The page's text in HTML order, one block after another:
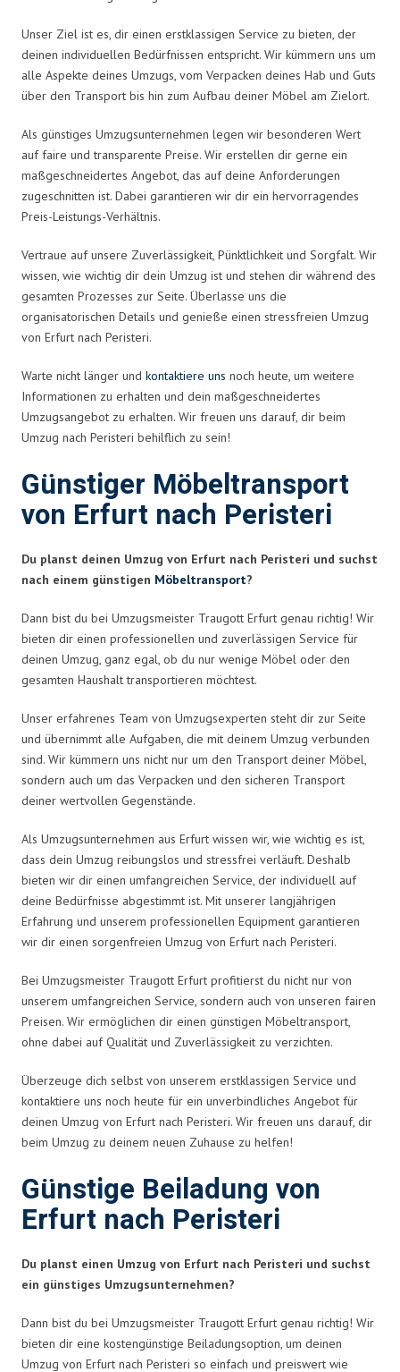
Unser Ziel ist es, dir einen erstklassigen Service zu bieten, der
deinen individuellen Bedürfnissen entspricht. Wir kümmern uns um
alle Aspekte deines Umzugs, vom Verpacken deines Hab und Guts
über den Transport bis hin zum Aufbau deiner Möbel am Zielort.
Als günstiges Umzugsunternehmen legen wir besonderen Wert
auf faire und transparente Preise. Wir erstellen dir gerne ein
maßgeschneidertes Angebot, das auf deine Anforderungen
zugeschnitten ist. Dabei garantieren wir dir ein hervorragendes
Preis-Leistungs-Verhältnis.
Vertraue auf unsere Zuverlässigkeit, Pünktlichkeit und Sorgfalt. Wir
wissen, wie wichtig dir dein Umzug ist und stehen dir während des
gesamten Prozesses zur Seite. Überlasse uns die
organisatorischen Details und genieße einen stressfreien Umzug
von Erfurt nach Peristeri.
Warte nicht länger und kontaktiere uns noch heute, um weitere
Informationen zu erhalten und dein maßgeschneidertes
Umzugsangebot zu erhalten. Wir freuen uns darauf, dir beim
Umzug nach Peristeri behilflich zu sein!
Günstiger Möbeltransport
von Erfurt nach Peristeri
Du planst deinen Umzug von Erfurt nach Peristeri und suchst
nach einem günstigen Möbeltransport?
Dann bist du bei Umzugsmeister Traugott Erfurt genau richtig! Wir
bieten dir einen professionellen und zuverlässigen Service für
deinen Umzug, ganz egal, ob du nur wenige Möbel oder den
gesamten Haushalt transportieren möchtest.
Unser erfahrenes Team von Umzugsexperten steht dir zur Seite
und übernimmt alle Aufgaben, die mit deinem Umzug verbunden
sind. Wir kümmern uns nicht nur um den Transport deiner Möbel,
sondern auch um das Verpacken und den sicheren Transport
deiner wertvollen Gegenstände.
Als Umzugsunternehmen aus Erfurt wissen wir, wie wichtig es ist,
dass dein Umzug reibungslos und stressfrei verläuft. Deshalb
bieten wir dir einen umfangreichen Service, der individuell auf
deine Bedürfnisse abgestimmt ist. Mit unserer langjährigen
Erfahrung und unserem professionellen Equipment garantieren
wir dir einen sorgenfreien Umzug von Erfurt nach Peristeri.
Bei Umzugsmeister Traugott Erfurt profitierst du nicht nur von
unserem umfangreichen Service, sondern auch von unseren fairen
Preisen. Wir ermöglichen dir einen günstigen Möbeltransport,
ohne dabei auf Qualität und Zuverlässigkeit zu verzichten.
Überzeuge dich selbst von unserem erstklassigen Service und
kontaktiere uns noch heute für ein unverbindliches Angebot für
deinen Umzug von Erfurt nach Peristeri. Wir freuen uns darauf, dir
beim Umzug zu deinem neuen Zuhause zu helfen!
Günstige Beiladung von
Erfurt nach Peristeri
Du planst einen Umzug von Erfurt nach Peristeri und suchst
ein günstiges Umzugsunternehmen?
Dann bist du bei Umzugsmeister Traugott Erfurt genau richtig! Wir
bieten dir eine kostengünstige Beiladungsoption, um deinen
Umzug von Erfurt nach Peristeri so einfach und preiswert wie